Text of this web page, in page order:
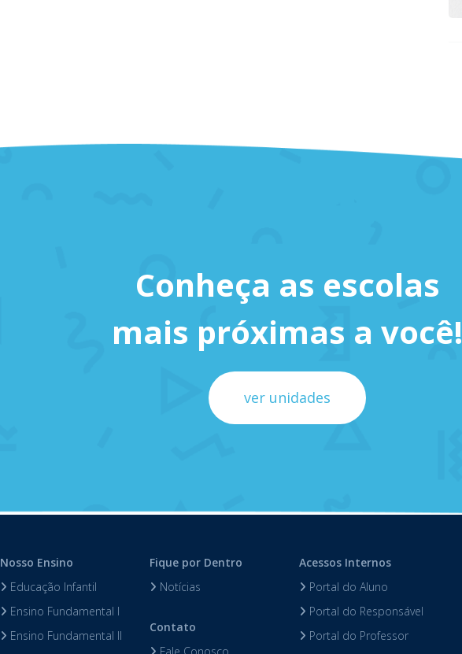
Conheça as escolas
mais próximas a você!
ver unidades
Nosso Ensino
Educação Infantil
Ensino Fundamental I
Ensino Fundamental II
Fique por Dentro
Notícias
Contato
Acessos Internos
Portal do Aluno
Portal do Responsável
Portal do Professor